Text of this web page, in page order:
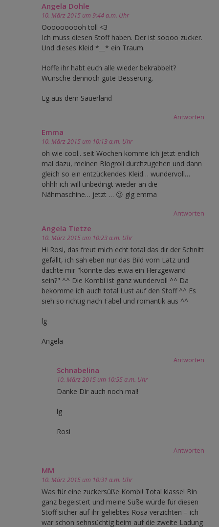
Angela Dohle
10. März 2015 um 9:44 a.m. Uhr
Oooooooooh toll <3
Ich muss diesen Stoff haben. Der ist soooo zucker.
Und dieses Kleid *__* ein Traum.
Hoffe ihr habt euch alle wieder bekrabbelt?
Wünsche dennoch gute Besserung.
Lg aus dem Sauerland
Antworten
Emma
10. März 2015 um 10:13 a.m. Uhr
oh wie cool.. seit Wochen komme ich jetzt endlich
mal dazu, meinen Blogroll durchzugehen und dann
gleich so ein entzückendes Kleid… wundervoll…
ohhh ich will unbedingt wieder an die
Nähmaschine… jetzt … 😉 glg emma
Antworten
Angela Tietze
10. März 2015 um 10:23 a.m. Uhr
Hi Rosi, das freut mich echt total das dir der Schnitt
gefällt, ich sah eben nur das Bild vom Latz und
dachte mir "könnte das etwa ein Herzgewand
sein?" ^^ Die Kombi ist ganz wundervoll ^^ Da
bekomme ich auch total Lust auf den Stoff ^^ Es
sieh so richtig nach Fabel und romantik aus ^^
lg
Angela
Antworten
Schnabelina
10. März 2015 um 10:55 a.m. Uhr
Danke Dir auch noch mal!
lg
Rosi
Antworten
MM
10. März 2015 um 10:31 a.m. Uhr
Was für eine zuckersüße Kombi! Total klasse! Bin
ganz begeistert und meine Süße würde für diesen
Stoff sicher auf ihr geliebtes Rosa verzichten – ich
war schon sehnsüchtig beim auf die zweite Ladung